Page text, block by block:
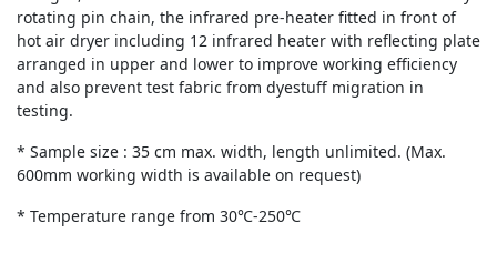
rotating pin chain, the infrared pre-heater fitted in front of
hot air dryer including 12 infrared heater with reflecting plate
arranged in upper and lower to improve working efficiency
and also prevent test fabric from dyestuff migration in
testing.
* Sample size : 35 cm max. width, length unlimited. (Max.
600mm working width is available on request)
* Temperature range from 30℃-250℃